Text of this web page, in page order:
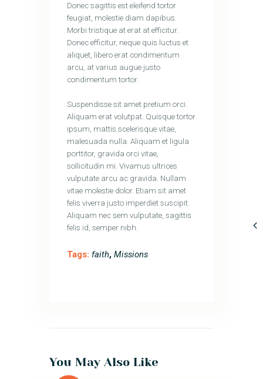
Donec sagittis est eleifend tortor
feugiat, molestie diam dapibus.
Morbi tristique at erat at efficitur.
Donec efficitur, neque quis luctus et
aliquet, libero erat condimentum
arcu, at varius augue justo
condimentum tortor.
Suspendisse sit amet pretium orci.
Aliquam erat volutpat. Quisque tortor
ipsum, mattis scelerisque vitae,
malesuada nulla. Aliquam et ligula
porttitor, gravida orci vitae,
sollicitudin mi. Vivamus ultrices
vulputate arcu ac gravida. Nullam
vitae molestie dolor. Etiam sit amet
felis viverra justo imperdiet suscipit.
Aliquam nec sem vulputate, sagittis
felis id, semper nibh.
Tags: faith, Missions
You May Also Like